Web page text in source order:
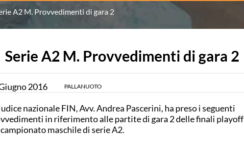
A2 M. Provvedimenti di gara 2
Serie A2 M. Provvedimenti di gara 2
2016 PALLANUOTO
nazionale FIN, Avv. Andrea Pascerini, ha preso i seguenti
in riferimento alle partite di gara 2 delle finali playoff
maschile di serie A2.